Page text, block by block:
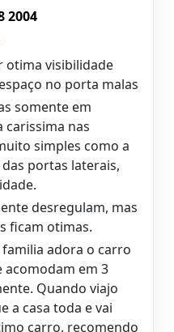
2004
otima visibilidade
no porta malas
somente em
carissima nas
simples como a
portas laterais,
desregulam, mas
ficam otimas.
adora o carro
acomodam em 3
Quando viajo
a casa toda e vai
carro, recomendo